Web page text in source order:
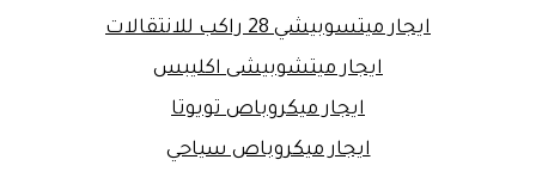
ايجار ميتسوبيشي 28 راكب للانتقالات
ايجار ميتشوبيشى اكليبس
ايجار ميكروباص تويوتا
ايجار ميكروباص سياحي